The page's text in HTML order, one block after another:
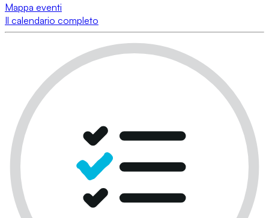
Mappa eventi
Il calendario completo